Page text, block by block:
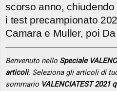
scorso anno,
i test precampionato
Camara e Muller, poi
Benvenuto nello Speciale
articoli. Seleziona gli articoli di
sommario VALENCIATEST 2021